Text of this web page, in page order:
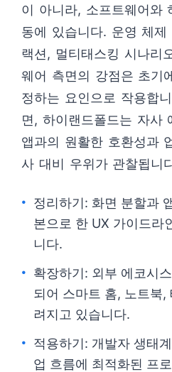
이 아니라, 소프트웨어와
동에 있습니다. 운영 체
랙션, 멀티태스킹 시나리
웨어 측면의 강점은 초기
정하는 요인으로 작용합
면, 하이랜드폴드는 자사
앱과의 원활한 호환성과
사 대비 우위가 관찰됩니
정리하기: 화면 분할과
본으로 한 UX 가이드라
니다.
확장하기: 외부 에코시
되어 스마트 홈, 노트북,
려지고 있습니다.
적용하기: 개발자 생태
업 흐름에 최적화된 프